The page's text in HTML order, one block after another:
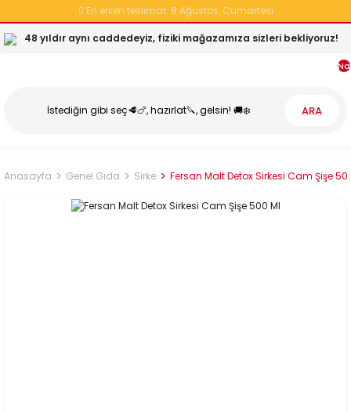
En erken teslimat: 8 Ağustos, Cumartesi
48 yıldır aynı caddedeyiz, fiziki mağazamıza sizleri bekliyoruz!
ARA
Anasayfa Genel Gıda Sirke Fersan Malt Detox Sirkesi Cam Şişe